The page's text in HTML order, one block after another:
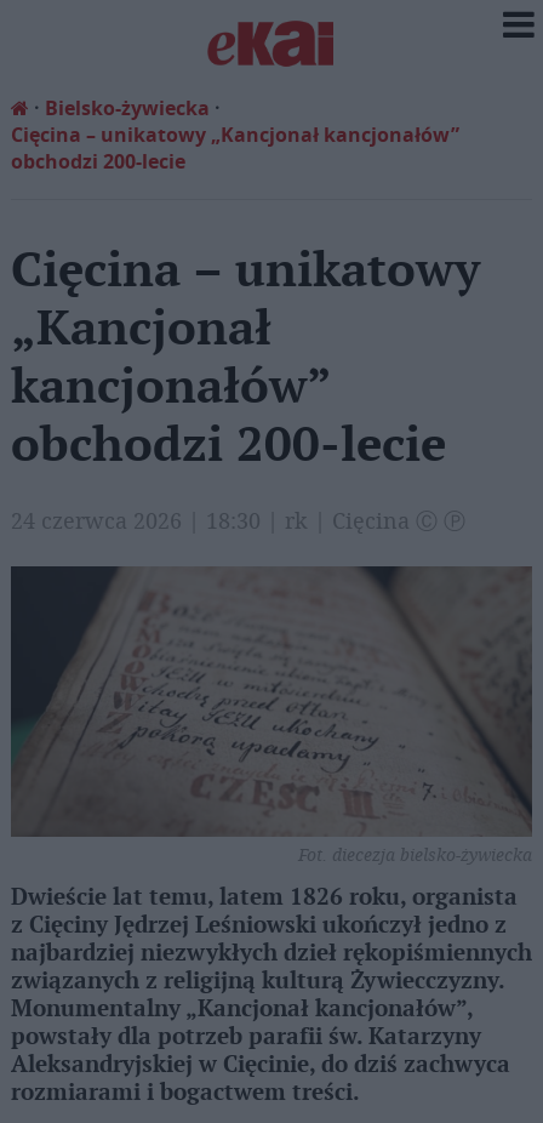
Bielsko-żywiecka
Cięcina – unikatowy „Kancjonał kancjonałów”
obchodzi 200-lecie
Cięcina – unikatowy
„Kancjonał
kancjonałów”
obchodzi 200-lecie
24 czerwca 2026 | 18:30 | rk | Cięcina Ⓒ Ⓟ
Fot. diecezja bielsko-żywiecka
Dwieście lat temu, latem 1826 roku, organista
z Cięciny Jędrzej Leśniowski ukończył jedno z
najbardziej niezwykłych dzieł rękopiśmiennych
związanych z religijną kulturą Żywiecczyzny.
Monumentalny „Kancjonał kancjonałów”,
powstały dla potrzeb parafii św. Katarzyny
Aleksandryjskiej w Cięcinie, do dziś zachwyca
rozmiarami i bogactwem treści.